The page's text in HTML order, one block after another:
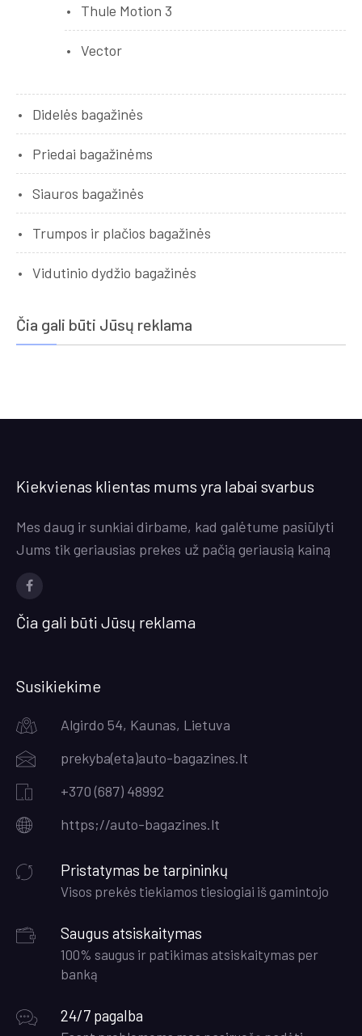
Thule Motion 3
Vector
Didelės bagažinės
Priedai bagažinėms
Siauros bagažinės
Trumpos ir plačios bagažinės
Vidutinio dydžio bagažinės
Čia gali būti Jūsų reklama
Kiekvienas klientas mums yra labai svarbus
Mes daug ir sunkiai dirbame, kad galėtume pasiūlyti
Jums tik geriausias prekes už pačią geriausią kainą
Čia gali būti Jūsų reklama
Susikiekime
Algirdo 54, Kaunas, Lietuva
prekyba(eta)auto-bagazines.lt
+370 (687) 48992
https;//auto-bagazines.lt
Pristatymas be tarpininkų
Visos prekės tiekiamos tiesiogiai iš gamintojo
Saugus atsiskaitymas
100% saugus ir patikimas atsiskaitymas per
banką
24/7 pagalba